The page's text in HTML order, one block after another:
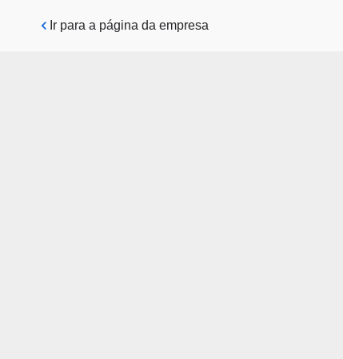
Pular para o conteúdo principal
Ir para a página da empresa